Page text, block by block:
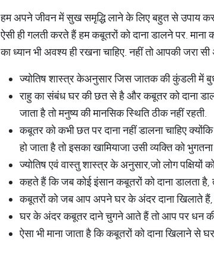
हम अपने जीवन में सुख समृद्धि लाने के लिए बहुत से उपाय
ऐसी ही गलती करते हैं हम कबूतरों को दाना डालने पर.
का ध्यान भी अवश्य ही रखना चाहिए. नहीं तो आपकी
ज्योतिष शास्त्र केअनुसार जिस जातक की कुंडली में
राहु का संबंध घर की छत से है और कबूतर को दाना
जाता है तो मनुष्य की मानसिक स्थिति ठीक नहीं रहती.
कबूतर को कभी छत पर दाना नहीं डालना चाहिए
हो जाता है तो इसका खामियाजा उसी व्यक्ति को
ज्‍योतिष एवं वास्‍तु शास्‍त्र के अनुसार,जो लोग पक्षियों
कहते हैं कि जब कोई इंसान कबूतरों को दाना डालता
कबूतरों को जब आप अपने घर के अंदर दाना खिलाते
घर के अंदर कबूतर दाने चुगने आते हैं तो आप पर धन की
ऐसा भी माना जाता है कि कबूतरों को दाना खिलाने